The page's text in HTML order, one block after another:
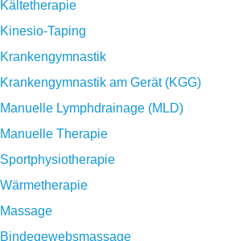
Kältetherapie
Kinesio-Taping
Krankengymnastik
Krankengymnastik am Gerät (KGG)
Manuelle Lymphdrainage (MLD)
Manuelle Therapie
Sportphysiotherapie
Wärmetherapie
Massage
Bindegewebsmassage